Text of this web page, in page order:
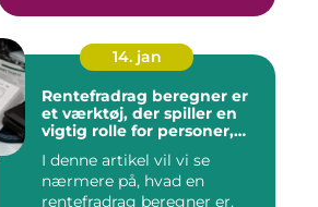
14. jan
Rentefradrag beregner er
et værktøj, der spiller en
vigtig rolle for personer,
optimere deres
skatteindberetning og få
mest muligt ud af de
I denne artikel vil vi se
nærmere på, hvad en
rentefradrag beregner er,